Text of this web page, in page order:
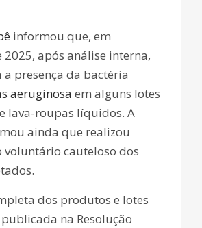
informou que, em
2025, após análise interna,
presença da bactéria
aeruginosa em alguns lotes
lava-roupas líquidos. A
ainda que realizou
voluntário cauteloso dos
dos produtos e lotes
na Resolução